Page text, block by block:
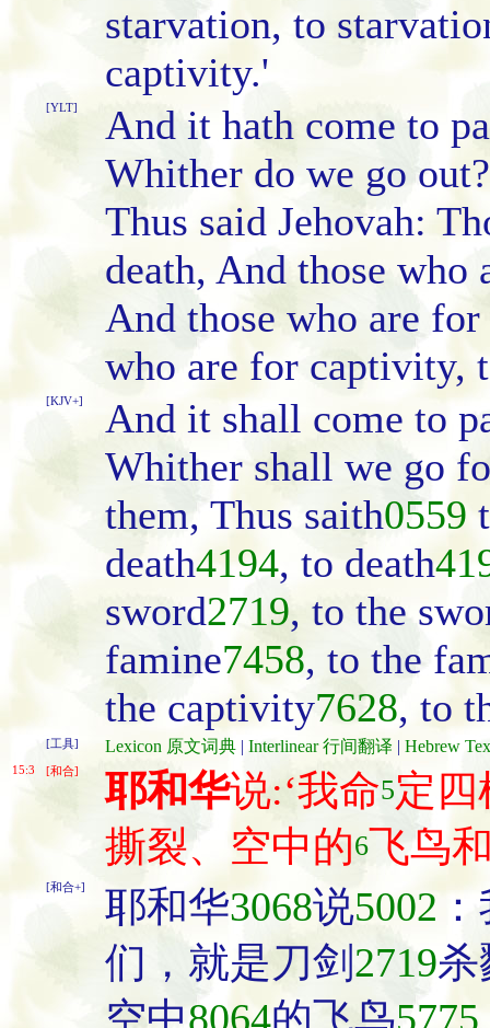
starvation, to
captivity.'
[YLT]
And it hath come to
Whither do we go
Thus said Jehovah:
death, And those
And those who are
who are for captivity,
[KJV+]
And it shall come to
Whither shall we go
them, Thus saith0559
death4194, to death
sword2719, to the
famine7458, to the
the captivity7628, to
[工具] Lexicon 原文词典 | Interlinear 行间翻译 | Hebrew
15:3 [和合] 耶和华说:‘我命5定
撕裂、空中的6飞鸟
[和合+] 耶和华3068说5002
们，就是刀剑 2719杀
空中8064的飞鸟5775